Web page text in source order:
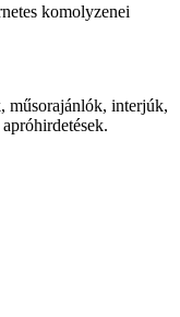
komolyzenei
műsorajánlók, interjúk,